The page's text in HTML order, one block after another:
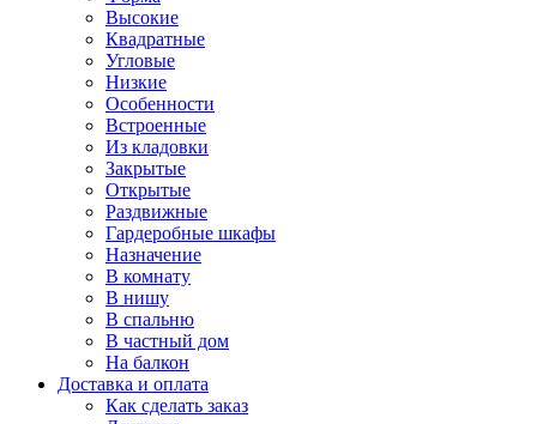
Высокие
Квадратные
Угловые
Низкие
Особенности
Встроенные
Из кладовки
Закрытые
Открытые
Раздвижные
Гардеробные шкафы
Назначение
В комнату
В нишу
В спальню
В частный дом
На балкон
Доставка и оплата
Как сделать заказ